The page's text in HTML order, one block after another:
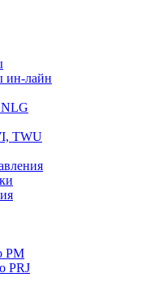
ин-лайн
TWU
PM
PRJ